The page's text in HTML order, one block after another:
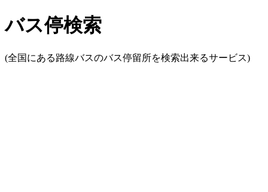
バス停検索
(全国にある路線バスのバス停留所を検索出来るサービス)